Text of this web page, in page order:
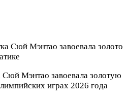
Сюй Мэнтао завоевала золотую
играх 2026 года